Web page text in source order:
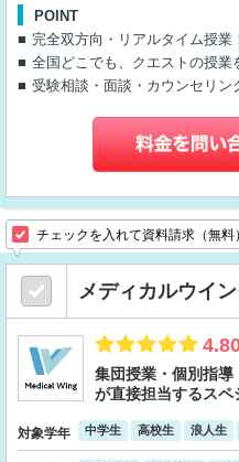
POINT
完全双方向・リアルタイム授業
全国どこでも、クエストの授業
受験相談・面談・カウンセリン
チェックを入れて資料請求（無料）
メディカルウイ
集団授業・個別指
が直接担当するスペ
対象学年 中学生 高校生 浪人生